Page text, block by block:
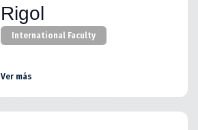
Rigol
International Faculty
Ver más